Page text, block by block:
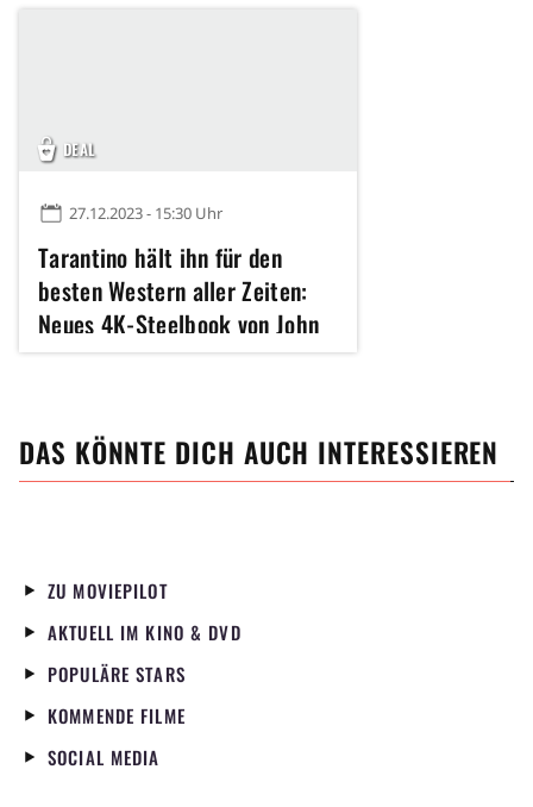
DEAL
27.12.2023 - 15:30 Uhr
Tarantino hält ihn für den
besten Western aller Zeiten:
Neues 4K-Steelbook von John
Wayne-Klassiker ist vergriffen,
DAS KÖNNTE DICH AUCH INTERESSIEREN
ZU MOVIEPILOT
AKTUELL IM KINO & DVD
POPULÄRE STARS
KOMMENDE FILME
SOCIAL MEDIA